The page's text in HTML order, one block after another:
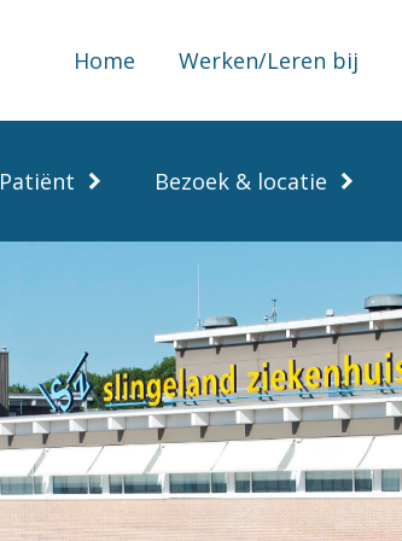
Home Werken/Leren bij
Patiënt Bezoek & locatie